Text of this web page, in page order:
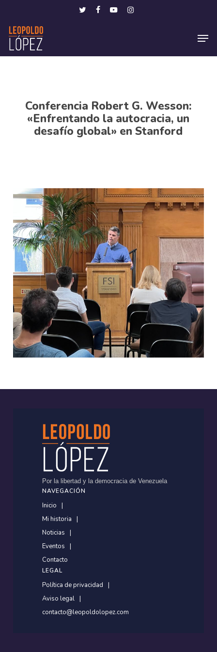
main
content
twitterfacebookyoutubeinstagram
Conferencia Robert G. Wesson:
«Enfrentando la autocracia, un
desafío global» en Stanford
Por la libertad y la democracia de Venezuela
NAVEGACIÓN
Inicio
Mi historia
Noticias
Eventos
Contacto
LEGAL
Política de privacidad
Aviso legal
contacto@leopoldolopez.com